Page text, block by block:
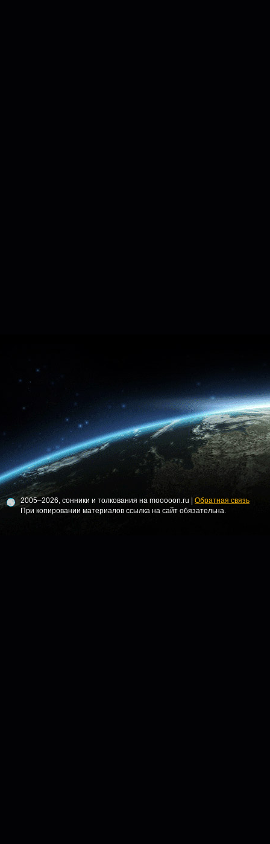
2005–2026, сонники и толкования на mooooon.ru | Обратная связь
При копировании материалов ссылка на сайт обязательна.